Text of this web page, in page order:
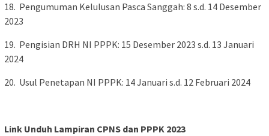
18. Pengumuman Kelulusan Pasca Sanggah: 8 s.d. 14 Desember
2023
19. Pengisian DRH NI PPPK: 15 Desember 2023 s.d. 13 Januari
2024
20. Usul Penetapan NI PPPK: 14 Januari s.d. 12 Februari 2024
Link Unduh Lampiran CPNS dan PPPK 2023